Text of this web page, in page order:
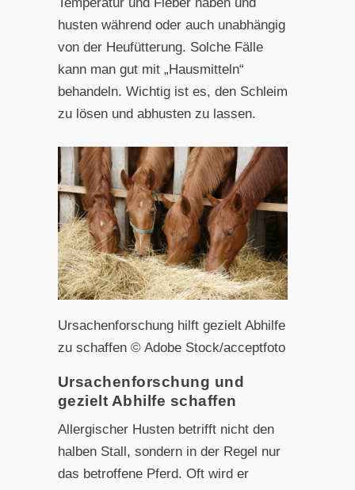
husten während oder auch unabhängig
von der Heufütterung. Solche Fälle
kann man gut mit „Hausmitteln“
behandeln. Wichtig ist es, den Schleim
zu lösen und abhusten zu lassen.
Ursachenforschung hilft gezielt Abhilfe
zu schaffen © Adobe Stock/acceptfoto
Ursachenforschung und
gezielt Abhilfe schaffen
Allergischer Husten betrifft nicht den
halben Stall, sondern in der Regel nur
das betroffene Pferd. Oft wird er